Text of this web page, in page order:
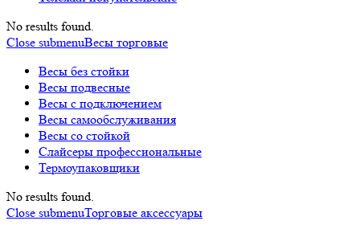
No results found.
Close submenuВесы торговые
Весы без стойки
Весы подвесные
Весы с подключением
Весы самообслуживания
Весы со стойкой
Слайсеры профессиональные
Термоупаковщики
No results found.
Close submenuТорговые аксессуары